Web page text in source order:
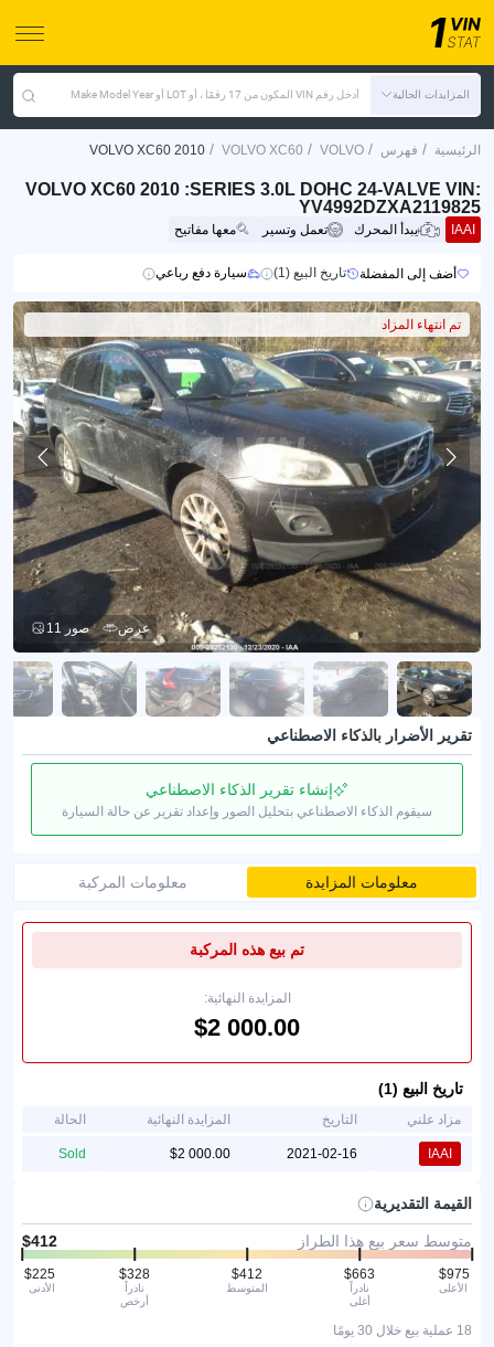
المزايدات الحالية أدخل رقم VIN المكون من 17 رقمًا ، أو LOT أو Make Model Year
الرئيسية / فهرس /
VOLVO
/
VOLVO XC60
/
VOLVO XC60 2010
VOLVO XC60 2010 :SERIES 3.0L DOHC 24-VALVE VIN:
YV4992DZXA2119825
IAAI يبدأ المحرك تعمل وتسير معها مفاتيح
أضف إلى المفضلة تاريخ البيع (1) سيارة دفع رباعي
تم انتهاء المزاد
11 صور عرض
تقرير الأضرار بالذكاء الاصطناعي
إنشاء تقرير الذكاء الاصطناعي
سيقوم الذكاء الاصطناعي بتحليل الصور وإعداد تقرير عن حالة السيارة
معلومات المزايدة معلومات المركبة
تم بيع هذه المركبة
المزايدة النهائية:
تاريخ البيع (1)
مزاد علني التاريخ المزايدة النهائية الحالة
IAAI
2021-02-16
Sold
القيمة التقديرية
متوسط سعر بيع هذا الطراز
الأدنى
نادراً
أرخص
المتوسط
نادراً
أغلى
الأعلى
18 عملية بيع خلال 30 يومًا